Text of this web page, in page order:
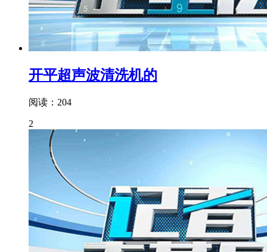
开平超声波清洗机的
阅读：204
2